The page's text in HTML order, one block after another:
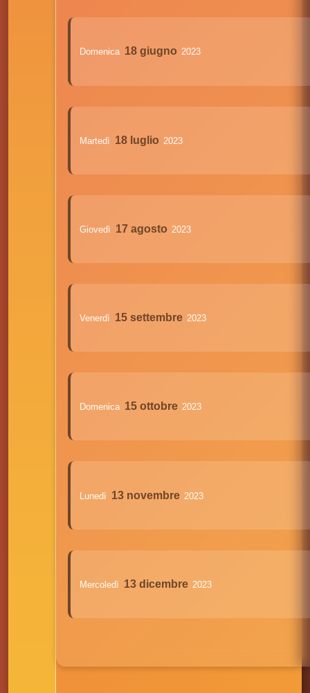
Domenica 18 giugno 2023
Martedì 18 luglio 2023
Giovedì 17 agosto 2023
Venerdì 15 settembre 2023
Domenica 15 ottobre 2023
Lunedì 13 novembre 2023
Mercoledì 13 dicembre 2023